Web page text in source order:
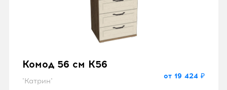
Комод 56 см K56
"Катрин"
от 19 424 ₽